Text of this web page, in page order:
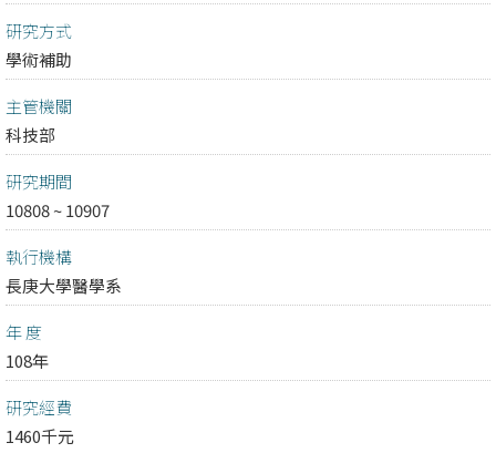
研究方式
學術補助
主管機關
科技部
研究期間
10808 ~ 10907
執行機構
長庚大學醫學系
年 度
108年
研究經費
1460千元